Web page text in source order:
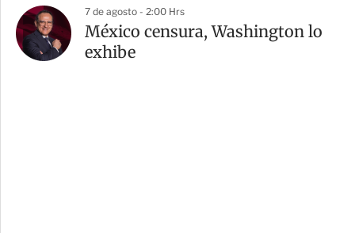
7 de agosto - 2:00 Hrs
México censura, Washington lo
exhibe